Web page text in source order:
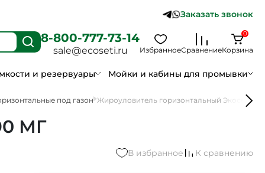
Заказать звонок
8-800-777-73-14
sale@ecoseti.ru ИзбранноеСравнениеКорзина
0
и резервуары Мойки и кабины для промывки
под газон Жироуловитель горизонтальный Экосети
МГ
В избранное К сравнению